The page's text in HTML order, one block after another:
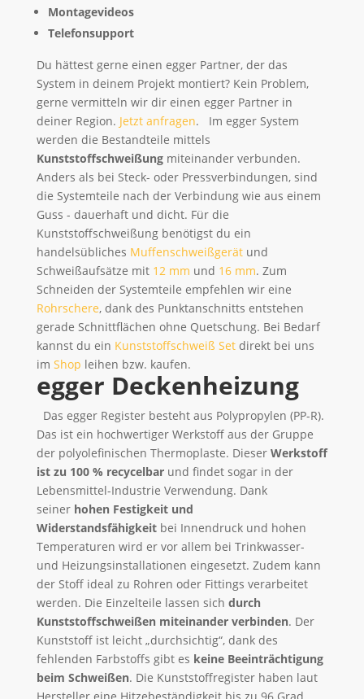
Montagevideos
Telefonsupport
Du hättest gerne einen egger Partner, der das
System in deinem Projekt montiert? Kein Problem,
gerne vermitteln wir dir einen egger Partner in
deiner Region. Jetzt anfragen. Im egger System
werden die Bestandteile mittels
Kunststoffschweißungmiteinander verbunden.
Anders als bei Steck- oder Pressverbindungen, sind
die Systemteile nach der Verbindung wie aus einem
Guss - dauerhaft und dicht. Für die
Kunststoffschweißung benötigst du ein
handelsübliches Muffenschweißgerätund
Schweißaufsätze mit 12 mm und 16 mm. Zum
Schneiden der Systemteile empfehlen wir eine
Rohrschere, dank des Punktanschnitts entstehen
gerade Schnittflächen ohne Quetschung. Bei Bedarf
kannst du ein Kunststoffschweiß Setdirekt bei uns
im Shop leihen bzw. kaufen.
egger Deckenheizung
Das egger Register besteht aus Polypropylen (PP-R).
Das ist ein hochwertiger Werkstoff aus der Gruppe
der polyolefinischen Thermoplaste. Dieser Werkstoff
ist zu 100 % recycelbarund findet sogar in der
Lebensmittel-Industrie Verwendung. Dank
seiner hohen Festigkeit und
Widerstandsfähigkeitbei Innendruck und hohen
Temperaturen wird er vor allem bei Trinkwasser-
und Heizungsinstallationen eingesetzt. Zudem kann
der Stoff ideal zu Rohren oder Fittings verarbeitet
werden. Die Einzelteile lassen sich durch
Kunststoffschweißen miteinander verbinden. Der
Kunststoff ist leicht „durchsichtig“, dank des
fehlenden Farbstoffs gibt es keine Beeinträchtigung
beim Schweißen. Die Kunststoffregister haben laut